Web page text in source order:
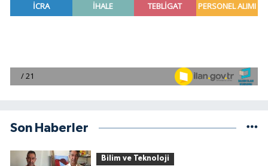
Son Haberler
Bilim ve Teknoloji